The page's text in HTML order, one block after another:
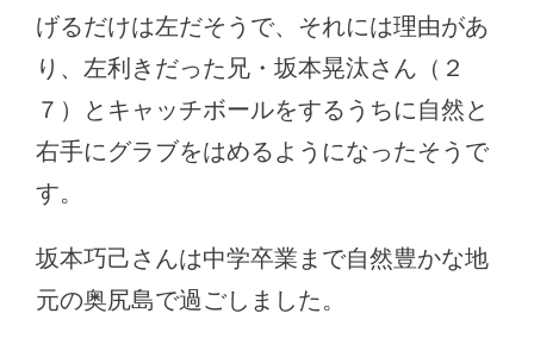
げるだけは左だそうで、それには理由があ
り、左利きだった兄・坂本晃汰さん（２
７）とキャッチボールをするうちに自然と
右手にグラブをはめるようになったそうで
す。
坂本巧己さんは中学卒業まで自然豊かな地
元の奥尻島で過ごしました。